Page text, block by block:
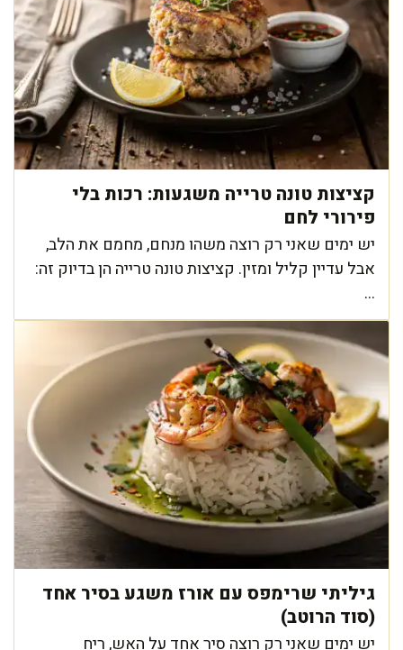
קציצות טונה טרייה משגעות: רכות בלי
פירורי לחם
יש ימים שאני רק רוצה משהו מנחם, מחמם את הלב,
אבל עדיין קליל ומזין. קציצות טונה טרייה הן בדיוק זה:
...
גיליתי שרימפס עם אורז משגע בסיר אחד
(סוד הרוטב)
יש ימים שאני רק רוצה סיר אחד על האש, ריח